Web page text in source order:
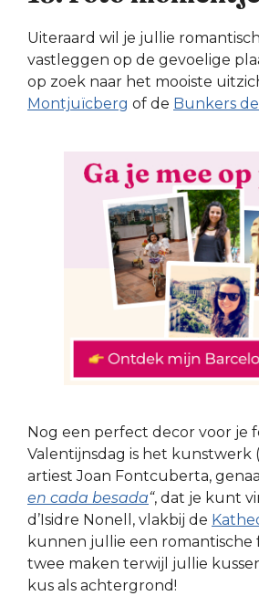
Uiteraard wil je jullie
vastleggen op de gevoelige
op zoek naar het mooiste
Montjuïcberg of de Bunkers
Nog een perfect decor voor je
Valentijnsdag is het kunstwerk
artiest Joan Fontcuberta,
en cada besada“, dat je kunt
d’Isidre Nonell, vlakbij de
kunnen jullie een romantische
twee maken terwijl jullie
kus als achtergrond!